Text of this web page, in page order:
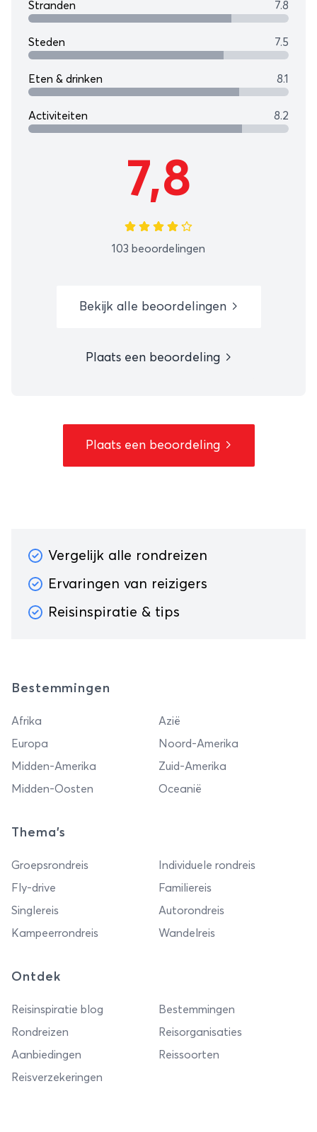
Stranden 7.8
Steden 7.5
Eten & drinken 8.1
Activiteiten 8.2
7,8
103 beoordelingen
Bekijk alle beoordelingen
Plaats een beoordeling
Plaats een beoordeling
Vergelijk alle rondreizen
Ervaringen van reizigers
Reisinspiratie & tips
Bestemmingen
Afrika
Azië
Europa
Noord-Amerika
Midden-Amerika
Zuid-Amerika
Midden-Oosten
Oceanië
Thema's
Groepsrondreis
Individuele rondreis
Fly-drive
Familiereis
Singlereis
Autorondreis
Kampeerrondreis
Wandelreis
Ontdek
Reisinspiratie blog
Bestemmingen
Rondreizen
Reisorganisaties
Aanbiedingen
Reissoorten
Reisverzekeringen